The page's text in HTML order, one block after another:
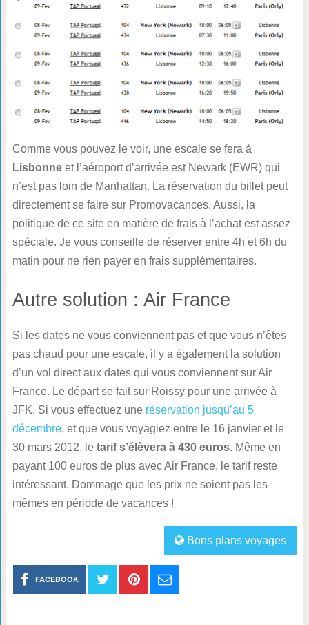
Comme vous pouvez le voir, une escale se fera à
Lisbonneet l’aéroport d’arrivée est Newark (EWR) qui
n’est pas loin de Manhattan. La réservation du billet peut
directement se faire sur Promovacances. Aussi, la
politique de ce site en matière de frais à l’achat est assez
spéciale. Je vous conseille de réserver entre 4h et 6h du
matin pour ne rien payer en frais supplémentaires.
Autre solution : Air France
Si les dates ne vous conviennent pas et que vous n’êtes
pas chaud pour une escale, il y a également la solution
d’un vol direct aux dates qui vous conviennent sur Air
France. Le départ se fait sur Roissy pour une arrivée à
JFK. Si vous effectuez une réservation jusqu’au 5
décembre, et que vous voyagiez entre le 16 janvier et le
30 mars 2012, le tarif s’élèvera à 430 euros. Même en
payant 100 euros de plus avec Air France, le tarif reste
intéressant. Dommage que les prix ne soient pas les
mêmes en période de vacances !
Bons plans voyages
FACEBOOK